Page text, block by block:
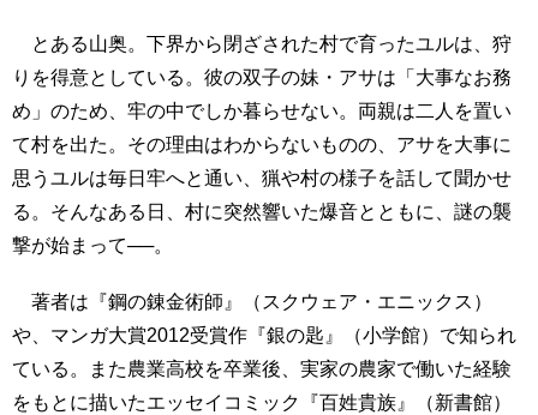
とある山奥。下界から閉ざされた村で育ったユルは、狩
りを得意としている。彼の双子の妹・アサは「大事なお務
め」のため、牢の中でしか暮らせない。両親は二人を置い
て村を出た。その理由はわからないものの、アサを大事に
思うユルは毎日牢へと通い、猟や村の様子を話して聞かせ
る。そんなある日、村に突然響いた爆音とともに、謎の襲
撃が始まって──。
著者は『鋼の錬金術師』（スクウェア・エニックス）
や、マンガ大賞2012受賞作『銀の匙』（小学館）で知られ
ている。また農業高校を卒業後、実家の農家で働いた経験
をもとに描いたエッセイコミック『百姓貴族』（新書館）